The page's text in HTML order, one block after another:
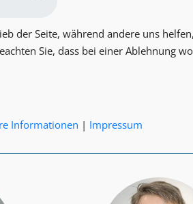
- 101d
der Seite, während andere uns
Sie, dass bei einer Ablehnung
Informationen | Impressum